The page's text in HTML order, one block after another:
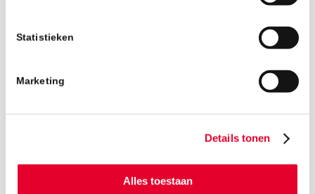
Statistieken
Marketing
Details tonen
Alles toestaan